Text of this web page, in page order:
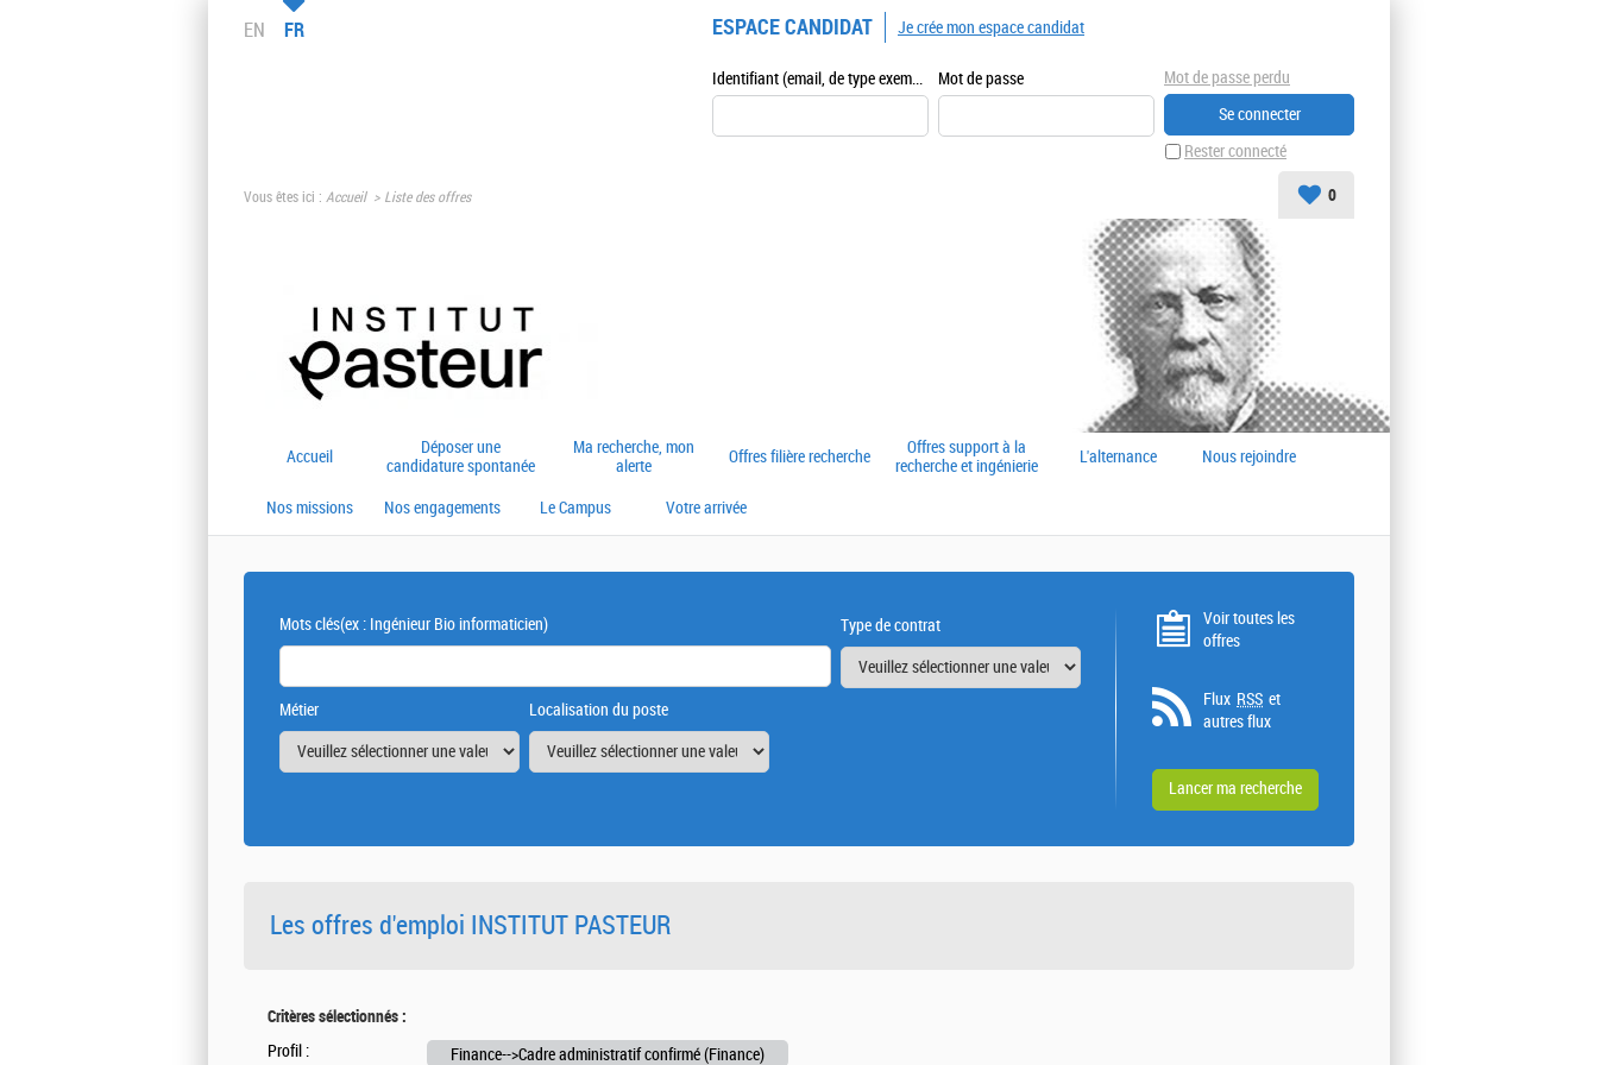
EN FR ESPACE CANDIDAT
Identifiant (email, de type exemple@exemple.fr) Mot de passe
Rester connecté
Mot de passe perdu
Je crée mon espace candidat
Vous êtes ici : Accueil Liste des offres 0
Accueil
Déposer une
candidature spontanée
Ma recherche, mon
alerte
Offres filière recherche
Offres support à la
recherche et ingénierie
L'alternance Nous rejoindre
Nos missions Nos engagements Le Campus Votre arrivée
Mots clés(ex : Ingénieur Bio informaticien) Type de contrat
Métier Localisation du poste
Voir toutes les
offres
Flux RSS et
autres flux
Les offres d'emploi INSTITUT PASTEUR
Critères sélectionnés :
Profil : Finance-->Cadre administratif confirmé (Finance)